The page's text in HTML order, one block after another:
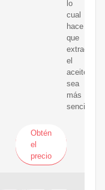
lo
cual
hace
que
extraer
el
aceite
sea
más
sencillo.
Obtén
el
precio